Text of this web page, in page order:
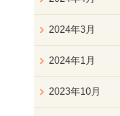
2024年3月
2024年1月
2023年10月